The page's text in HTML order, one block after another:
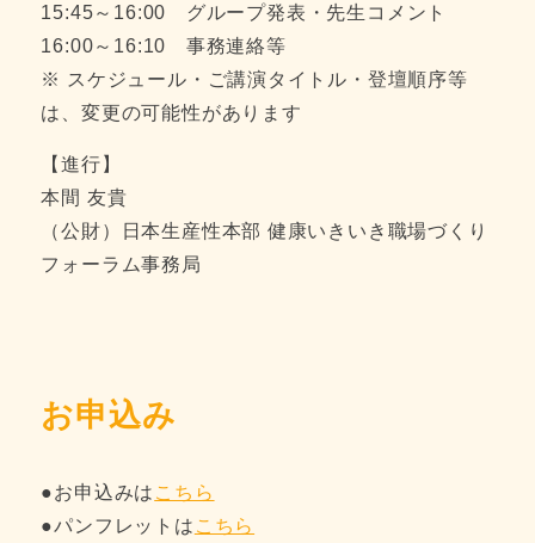
15:45～16:00 グループ発表・先生コメント
16:00～16:10 事務連絡等
※ スケジュール・ご講演タイトル・登壇順序等
は、変更の可能性があります
【進行】
本間 友貴
（公財）日本生産性本部 健康いきいき職場づくり
フォーラム事務局
お申込み
●お申込みは こちら
●パンフレットは こちら